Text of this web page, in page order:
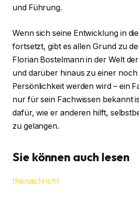
und Führung.
Wenn sich seine Entwicklung in
fortsetzt, gibt es allen Grund zu
Florian Bostelmann in der Welt
und darüber hinaus zu einer
Persönlichkeit werden wird – ein
nur für sein Fachwissen bekannt
dafür, wie er anderen hilft,
zu gelangen.
Sie können auch lesen
thenachricht